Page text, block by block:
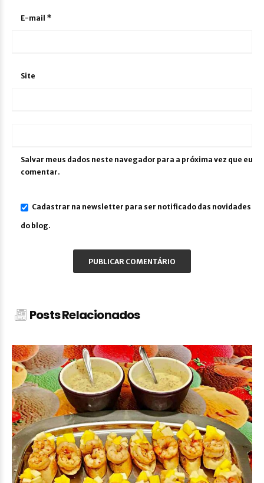
E-mail *
Site
Salvar meus dados neste navegador para a próxima vez que eu
comentar.
Cadastrar na newsletter para ser notificado das novidades
do blog.
Posts Relacionados